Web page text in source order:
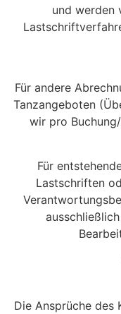
und werden
Für andere
Tanzangeboten
wir pro
Für
Lastschriften
Die Ansprüche des